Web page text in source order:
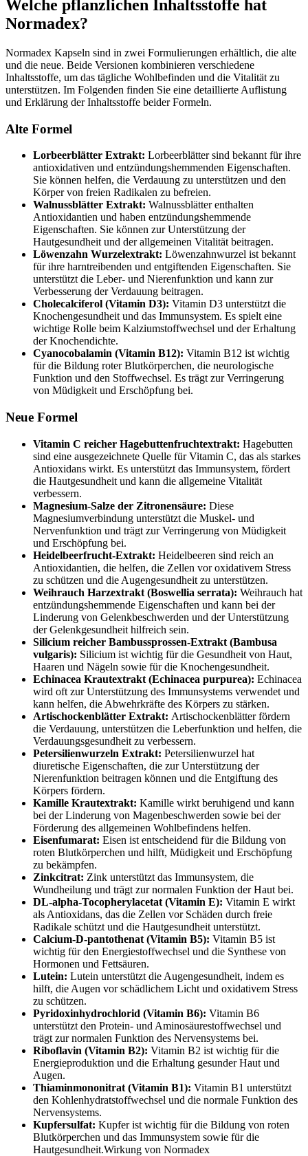
Welche pflanzlichen Inhaltsstoffe hat
Normadex?
Normadex Kapseln sind in zwei Formulierungen erhältlich, die alte
und die neue. Beide Versionen kombinieren verschiedene
Inhaltsstoffe, um das tägliche Wohlbefinden und die Vitalität zu
unterstützen. Im Folgenden finden Sie eine detaillierte Auflistung
und Erklärung der Inhaltsstoffe beider Formeln.
Alte Formel
Lorbeerblätter Extrakt: Lorbeerblätter sind bekannt für ihre
antioxidativen und entzündungshemmenden Eigenschaften.
Sie können helfen, die Verdauung zu unterstützen und den
Körper von freien Radikalen zu befreien.
Walnussblätter Extrakt: Walnussblätter enthalten
Antioxidantien und haben entzündungshemmende
Eigenschaften. Sie können zur Unterstützung der
Hautgesundheit und der allgemeinen Vitalität beitragen.
Löwenzahn Wurzelextrakt: Löwenzahnwurzel ist bekannt
für ihre harntreibenden und entgiftenden Eigenschaften. Sie
unterstützt die Leber- und Nierenfunktion und kann zur
Verbesserung der Verdauung beitragen.
Cholecalciferol (Vitamin D3): Vitamin D3 unterstützt die
Knochengesundheit und das Immunsystem. Es spielt eine
wichtige Rolle beim Kalziumstoffwechsel und der Erhaltung
der Knochendichte.
Cyanocobalamin (Vitamin B12): Vitamin B12 ist wichtig
für die Bildung roter Blutkörperchen, die neurologische
Funktion und den Stoffwechsel. Es trägt zur Verringerung
von Müdigkeit und Erschöpfung bei.
Neue Formel
Vitamin C reicher Hagebuttenfruchtextrakt: Hagebutten
sind eine ausgezeichnete Quelle für Vitamin C, das als starkes
Antioxidans wirkt. Es unterstützt das Immunsystem, fördert
die Hautgesundheit und kann die allgemeine Vitalität
verbessern.
Magnesium-Salze der Zitronensäure: Diese
Magnesiumverbindung unterstützt die Muskel- und
Nervenfunktion und trägt zur Verringerung von Müdigkeit
und Erschöpfung bei.
Heidelbeerfrucht-Extrakt: Heidelbeeren sind reich an
Antioxidantien, die helfen, die Zellen vor oxidativem Stress
zu schützen und die Augengesundheit zu unterstützen.
Weihrauch Harzextrakt (Boswellia serrata): Weihrauch hat
entzündungshemmende Eigenschaften und kann bei der
Linderung von Gelenkbeschwerden und der Unterstützung
der Gelenkgesundheit hilfreich sein.
Silicium reicher Bambussprossen-Extrakt (Bambusa
vulgaris): Silicium ist wichtig für die Gesundheit von Haut,
Haaren und Nägeln sowie für die Knochengesundheit.
Echinacea Krautextrakt (Echinacea purpurea): Echinacea
wird oft zur Unterstützung des Immunsystems verwendet und
kann helfen, die Abwehrkräfte des Körpers zu stärken.
Artischockenblätter Extrakt: Artischockenblätter fördern
die Verdauung, unterstützen die Leberfunktion und helfen, die
Verdauungsgesundheit zu verbessern.
Petersilienwurzeln Extrakt: Petersilienwurzel hat
diuretische Eigenschaften, die zur Unterstützung der
Nierenfunktion beitragen können und die Entgiftung des
Körpers fördern.
Kamille Krautextrakt: Kamille wirkt beruhigend und kann
bei der Linderung von Magenbeschwerden sowie bei der
Förderung des allgemeinen Wohlbefindens helfen.
Eisenfumarat: Eisen ist entscheidend für die Bildung von
roten Blutkörperchen und hilft, Müdigkeit und Erschöpfung
zu bekämpfen.
Zinkcitrat: Zink unterstützt das Immunsystem, die
Wundheilung und trägt zur normalen Funktion der Haut bei.
DL-alpha-Tocopherylacetat (Vitamin E): Vitamin E wirkt
als Antioxidans, das die Zellen vor Schäden durch freie
Radikale schützt und die Hautgesundheit unterstützt.
Calcium-D-pantothenat (Vitamin B5): Vitamin B5 ist
wichtig für den Energiestoffwechsel und die Synthese von
Hormonen und Fettsäuren.
Lutein: Lutein unterstützt die Augengesundheit, indem es
hilft, die Augen vor schädlichem Licht und oxidativem Stress
zu schützen.
Pyridoxinhydrochlorid (Vitamin B6): Vitamin B6
unterstützt den Protein- und Aminosäurestoffwechsel und
trägt zur normalen Funktion des Nervensystems bei.
Riboflavin (Vitamin B2): Vitamin B2 ist wichtig für die
Energieproduktion und die Erhaltung gesunder Haut und
Augen.
Thiaminmononitrat (Vitamin B1): Vitamin B1 unterstützt
den Kohlenhydratstoffwechsel und die normale Funktion des
Nervensystems.
Kupfersulfat: Kupfer ist wichtig für die Bildung von roten
Blutkörperchen und das Immunsystem sowie für die
Hautgesundheit.Wirkung von Normadex